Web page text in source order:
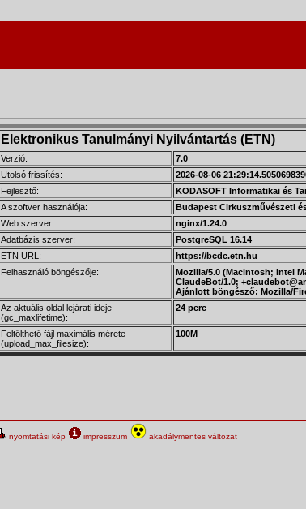
Elektronikus Tanulmányi Nyilvántartás (ETN)
Verzió:
7.0
Utolsó frissítés:
2026-08-06
Fejlesztő:
KODASOFT Informatikai és
A szoftver használója:
Budapest Cirkuszművészeti
Web szerver:
nginx/1.24.0
Adatbázis szerver:
PostgreSQL 16.14
ETN URL:
https://bcdc.etn.hu
Felhasználó böngészője:
Mozilla/5.0 (Macintosh; Intel
ClaudeBot/1.0;
Ajánlott böngésző: Mozilla/
Az aktuális oldal lejárati ideje
(gc_maxlifetime):
24 perc
Feltölthető fájl maximális mérete
(upload_max_filesize):
100M
nyomtatási kép impresszum akadálymentes változat